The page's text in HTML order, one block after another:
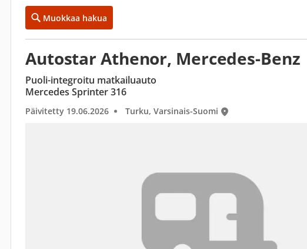
Muokkaa hakua
Autostar Athenor, Mercedes-Benz
Puoli-integroitu matkailuauto
Mercedes Sprinter 316
Päivitetty 19.06.2026 Turku, Varsinais-Suomi